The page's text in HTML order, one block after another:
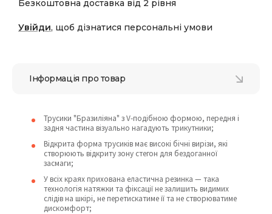
Безкоштовна доставка від 2 рівня
Увійди, щоб дізнатися персональні умови
Інформація про товар
Трусики "Бразиліяна" з V-подібною формою, передня і
задня частина візуально нагадують трикутники;
Відкрита форма трусиків має високі бічні вирізи, які
створюють відкриту зону стегон для бездоганної
засмаги;
У всіх краях прихована еластична резинка — така
технологія натяжки та фіксації не залишить видимих ​​
слідів на шкірі, не перетискатиме її та не створюватиме
дискомфорт;